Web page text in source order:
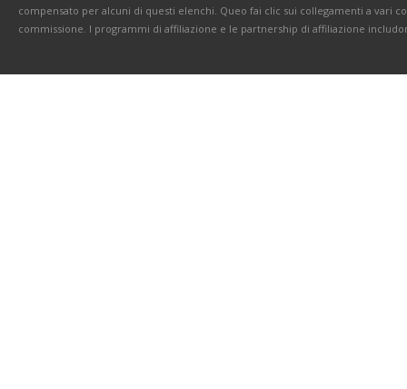
compensato per alcuni di questi elenchi. Queo fai clic sui collegamenti a vari
commissione. I programmi di affiliazione e le partnership di affiliazione